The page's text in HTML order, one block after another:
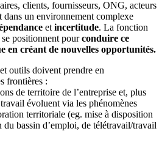
clients, fournisseurs, ONG, acteurs
un environnement complexe
et incertitude. La fonction
positionnent pourconduire ce
en créant de nouvelles opportunités.
outils doivent prendre en
frontières :
de territoire de l’entreprise et, plus
évoluent via les phénomènes
territoriale (eg. mise à disposition
du bassin d’emploi, de télétravail/travail